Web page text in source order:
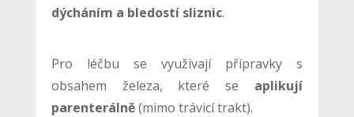
dýcháním a bledostí sliznic.
Pro léčbu se využívají přípravky s
obsahem železa, které se aplikují
parenterálně(mimo trávicí trakt).